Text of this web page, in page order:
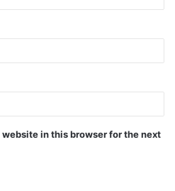
in this browser for the next